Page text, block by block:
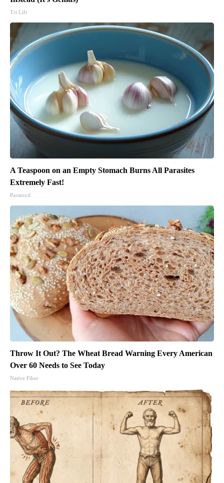
Tri Lift
A Teaspoon on an Empty Stomach Burns All Parasites
Extremely Fast!
Paratoxil
Throw It Out? The Wheat Bread Warning Every American
Over 60 Needs to See Today
Native Fiber